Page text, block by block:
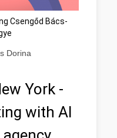
Csengőd Bács-
Dorina
York -
with AI